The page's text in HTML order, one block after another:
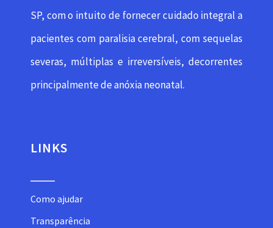
SP, com o intuito de fornecer cuidado integral a
pacientes com paralisia cerebral, com sequelas
severas, múltiplas e irreversíveis, decorrentes
principalmente de anóxia neonatal.
LINKS
Como ajudar
Transparência